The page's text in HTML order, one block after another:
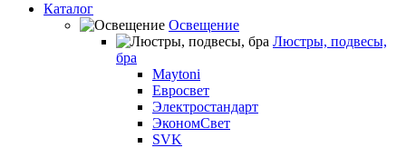
Каталог
Освещение
Люстры, подвесы,
бра
Maytoni
Евросвет
Электростандарт
ЭкономСвет
SVK